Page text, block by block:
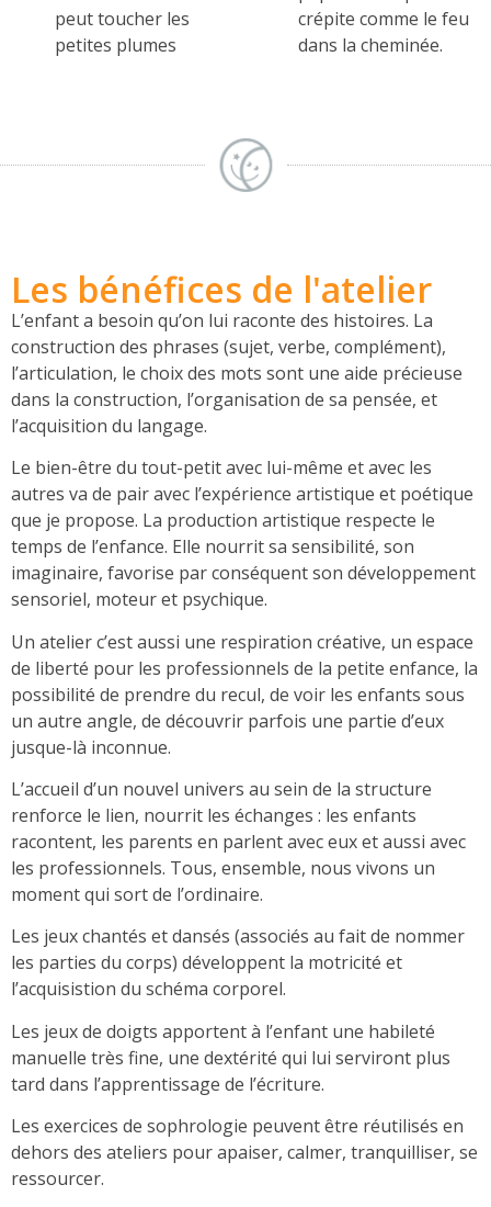
peut toucher les
petites plumes
crépite comme le feu
dans la cheminée.
Les bénéfices de l'atelier
L’enfant a besoin qu’on lui raconte des histoires. La
construction des phrases (sujet, verbe, complément),
l’articulation, le choix des mots sont une aide précieuse
dans la construction, l’organisation de sa pensée, et
l’acquisition du langage.
Le bien-être du tout-petit avec lui-même et avec les
autres va de pair avec l’expérience artistique et poétique
que je propose. La production artistique respecte le
temps de l’enfance. Elle nourrit sa sensibilité, son
imaginaire, favorise par conséquent son développement
sensoriel, moteur et psychique.
Un atelier c’est aussi une respiration créative, un espace
de liberté pour les professionnels de la petite enfance, la
possibilité de prendre du recul, de voir les enfants sous
un autre angle, de découvrir parfois une partie d’eux
jusque-là inconnue.
L’accueil d’un nouvel univers au sein de la structure
renforce le lien, nourrit les échanges : les enfants
racontent, les parents en parlent avec eux et aussi avec
les professionnels. Tous, ensemble, nous vivons un
moment qui sort de l’ordinaire.
Les jeux chantés et dansés (associés au fait de nommer
les parties du corps) développent la motricité et
l’acquisistion du schéma corporel.
Les jeux de doigts apportent à l’enfant une habileté
manuelle très fine, une dextérité qui lui serviront plus
tard dans l’apprentissage de l’écriture.
Les exercices de sophrologie peuvent être réutilisés en
dehors des ateliers pour apaiser, calmer, tranquilliser, se
ressourcer.